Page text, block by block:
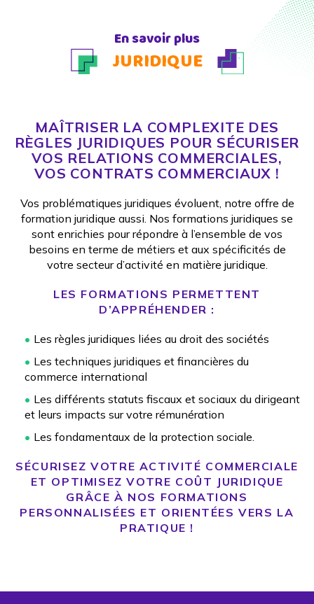
En savoir plus
JURIDIQUE
MAÎTRISER LA COMPLEXITE DES
RÈGLES JURIDIQUES POUR SÉCURISER
VOS RELATIONS COMMERCIALES,
VOS CONTRATS COMMERCIAUX !
Vos problématiques juridiques évoluent, notre offre de
formation juridique aussi. Nos formations juridiques se
sont enrichies pour répondre à l’ensemble de vos
besoins en terme de métiers et aux spécificités de
votre secteur d’activité en matière juridique.
LES FORMATIONS PERMETTENT
D’APPRÉHENDER :
Les règles juridiques liées au droit des sociétés
Les techniques juridiques et financières du
commerce international
Les différents statuts fiscaux et sociaux du dirigeant
et leurs impacts sur votre rémunération
Les fondamentaux de la protection sociale.
SÉCURISEZ VOTRE ACTIVITÉ COMMERCIALE
ET OPTIMISEZ VOTRE COÛT JURIDIQUE
GRÂCE À NOS FORMATIONS
PERSONNALISÉES ET ORIENTÉES VERS LA
PRATIQUE !